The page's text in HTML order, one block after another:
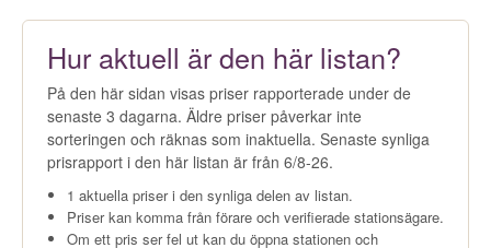
Hur aktuell är den här listan?
På den här sidan visas priser rapporterade under de
senaste 3 dagarna. Äldre priser påverkar inte
sorteringen och räknas som inaktuella. Senaste synliga
prisrapport i den här listan är från 6/8-26.
1 aktuella priser i den synliga delen av listan.
Priser kan komma från förare och verifierade stationsägare.
Om ett pris ser fel ut kan du öppna stationen och